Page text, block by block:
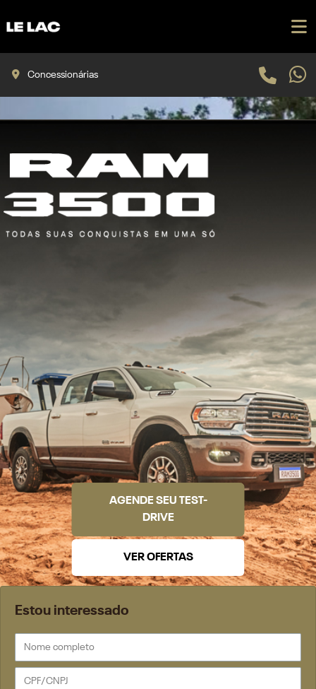
Concessionárias
Estou interessado
AGENDE SEU TEST-
DRIVE
VER OFERTAS